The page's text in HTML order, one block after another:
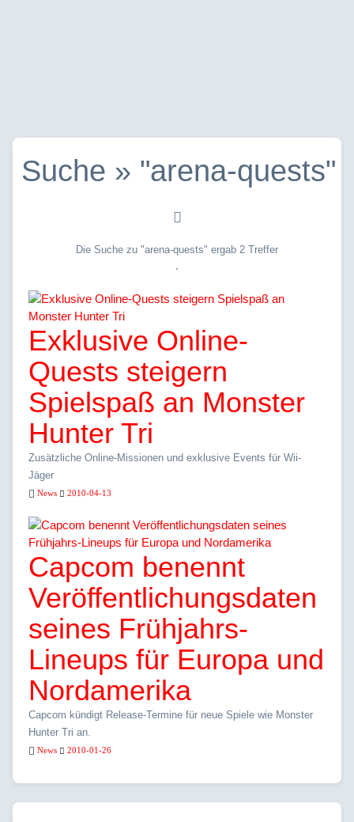
Suche » "arena-quests"
Die Suche zu "arena-quests" ergab 2 Treffer
.
Exklusive Online-
Quests steigern
Spielspaß an Monster
Hunter Tri
Zusätzliche Online-Missionen und exklusive Events für Wii-
Jäger
News 2010-04-13
Capcom benennt
Veröffentlichungsdaten
seines Frühjahrs-
Lineups für Europa und
Nordamerika
Capcom kündigt Release-Termine für neue Spiele wie Monster
Hunter Tri an.
News 2010-01-26